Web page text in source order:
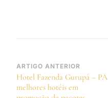
Navegação
de
ARTIGO ANTERIOR
Hotel Fazenda Gurupá – PA
melhores hotéis em